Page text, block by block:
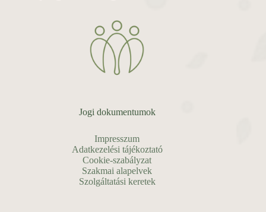
Jogi dokumentumok
Impresszum
Adatkezelési tájékoztató
Cookie-szabályzat
Szakmai alapelvek
Szolgáltatási keretek